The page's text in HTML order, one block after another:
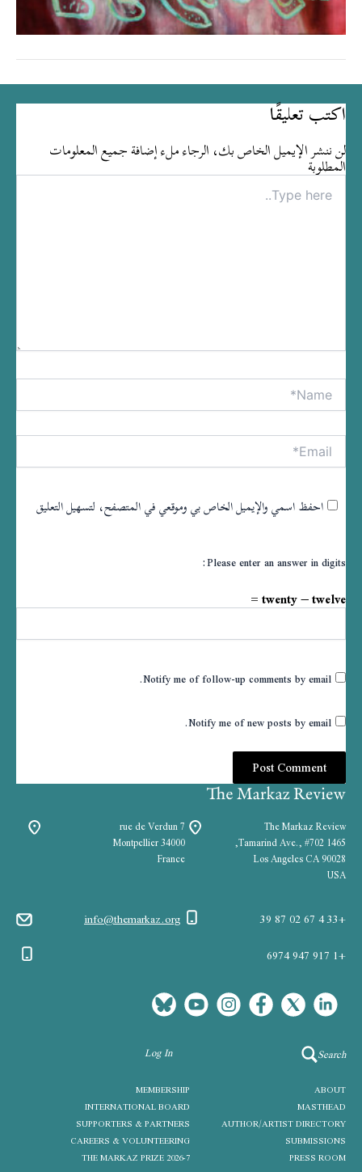
اكتب تعليقًا
لن ننشر الإيميل الخاص بك، الرجاء ملء إضافة جميع المعلومات
المطلوبة
Type
here..
Name*
Email*
احفظ اسمي والإيميل الخاص بي وموقعي في المتصفح، لتسهيل التعليق
Please enter an answer in digits:
twenty − twelve =
Notify me of follow-up comments by email.
Notify me of new posts by email.
The Markaz Review
1465 Tamarind Ave., #702,
Los Angeles CA 90028
USA
7 rue de Verdun
34000 Montpellier
France
info@themarkaz.org
+33 4 67 02 87 39
+1 917 947 6974
Search
Log In
ABOUT
MEMBERSHIP
MASTHEAD
INTERNATIONAL BOARD
AUTHOR/ARTIST DIRECTORY
SUPPORTERS & PARTNERS
SUBMISSIONS
CAREERS & VOLUNTEERING
PRESS ROOM
THE MARKAZ PRIZE 2026-7